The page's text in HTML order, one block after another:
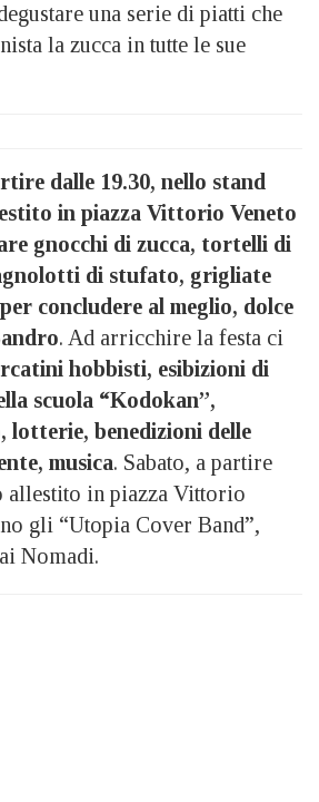
una serie di piatti che
la zucca in tutte le sue
dalle 19.30, nello stand
in piazza Vittorio Veneto
gnocchi di zucca, tortelli di
di stufato, grigliate
concludere al meglio, dolce
. Ad arricchire la festa ci
hobbisti, esibizioni di
scuola “Kodokan”,
lotterie, benedizioni delle
musica. Sabato, a partire
allestito in piazza Vittorio
gli “Utopia Cover Band”,
Nomadi.